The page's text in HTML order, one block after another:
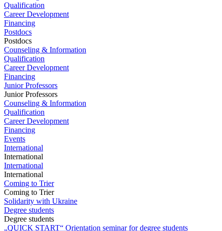
Qualification
Career Development
Financing
Postdocs
Postdocs
Counseling & Information
Qualification
Career Development
Financing
Junior Professors
Junior Professors
Counseling & Information
Qualification
Career Development
Financing
Events
International
International
International
International
Coming to Trier
Coming to Trier
Solidarity with Ukraine
Degree students
Degree students
„QUICK START“ Orientation seminar for degree students